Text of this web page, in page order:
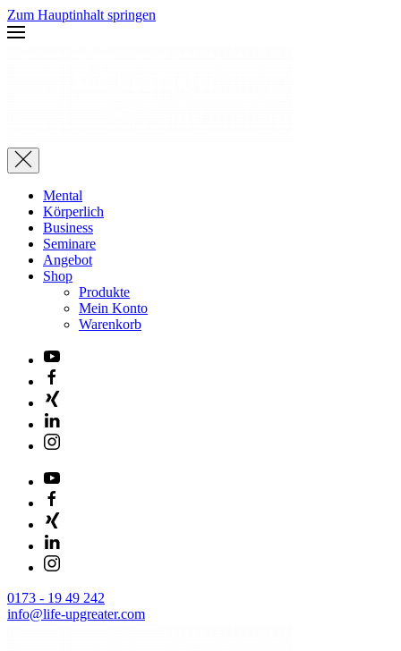
Zum Hauptinhalt springen
Mental
Körperlich
Business
Seminare
Angebot
Shop
Produkte
Mein Konto
Warenkorb
0173 - 19 49 242
info@life-upgreater.com